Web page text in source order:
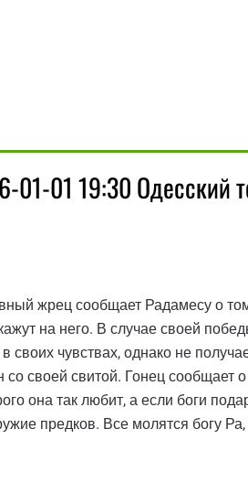
01-01 19:30 Одесский
жрец сообщает Радамесу о
на него. В случае своей
своих чувствах, однако не
своей свитой. Гонец
она так любит, а если боги
предков. Все молятся богу